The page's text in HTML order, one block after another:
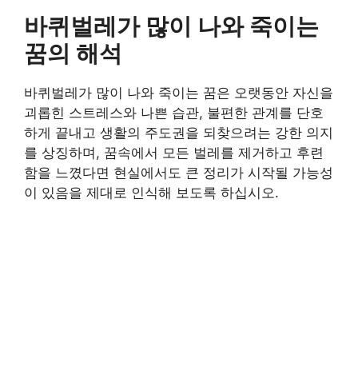
바퀴벌레가 많이 나와 죽이는
꿈의 해석
바퀴벌레가 많이 나와 죽이는 꿈은 오랫동안 자신을
괴롭힌 스트레스와 나쁜 습관, 불편한 관계를 단호
하게 끝내고 생활의 주도권을 되찾으려는 강한 의지
를 상징하며, 꿈속에서 모든 벌레를 제거하고 후련
함을 느꼈다면 현실에서도 큰 정리가 시작될 가능성
이 있음을 제대로 인식해 보도록 하십시오.